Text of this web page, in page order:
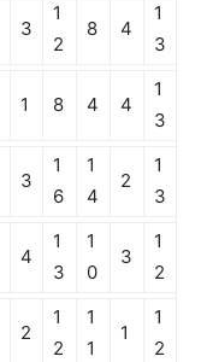
3
1
2
8 4
1
3
1 8 4 4
1
3
3
1
6
1
4
2
1
3
4
1
3
1
0
3
1
2
2
1
2
1
1
1
1
2